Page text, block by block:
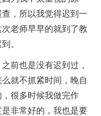
，所以我觉得迟到一
老师早早的就到了教
。
前也是没有迟到过，
就不抓紧时间，晚自
很多时候我做完作
非常好的，我也是要